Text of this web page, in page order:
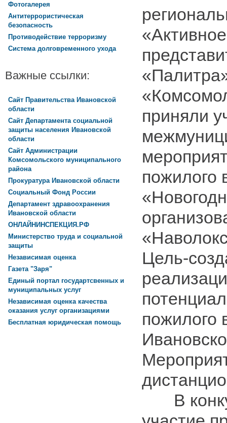
приняли
пожилого
Цель-
пожилого
В
Фотогалерея
Антитеррористическая
безопасность
Противодействие терроризму
Система долговременного ухода
Важные ссылки:
Сайт Правительства Ивановской
области
Сайт Департамента социальной
защиты населения Ивановской
области
Сайт Администрации
Комсомольского муниципального
района
Прокуратура Ивановской области
Социальный Фонд России
Департамент здравоохранения
Ивановской области
ОНЛАЙНИНСПЕКЦИЯ.РФ
Министерство труда и социальной
защиты
Независимая оценка
Газета "Заря"
Единый портал государтсвенных и
муниципальных услуг
Независимая оценка качества
оказания услуг организациями
Бесплатная юридическая помощь